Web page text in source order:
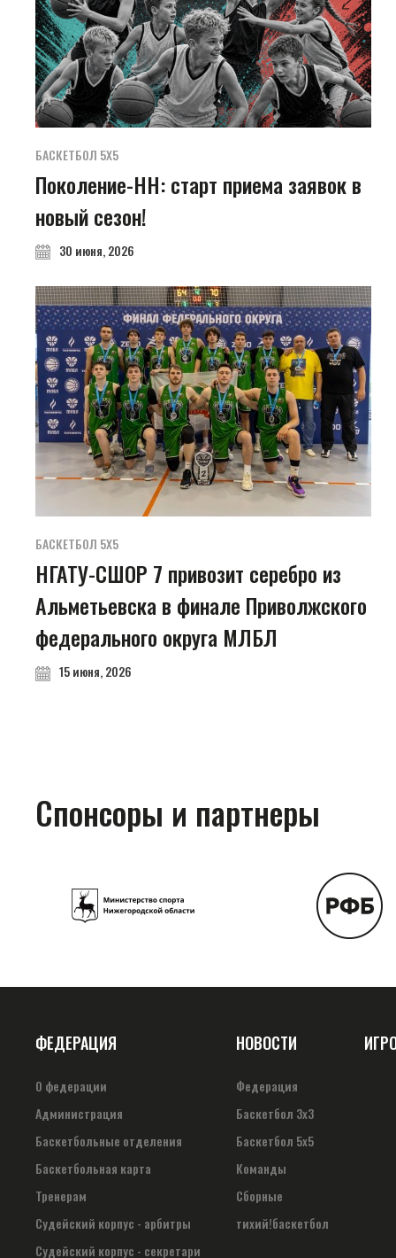
БАСКЕТБОЛ 5Х5
Поколение-НН: старт приема заявок в
новый сезон!
30 июня, 2026
БАСКЕТБОЛ 5Х5
НГАТУ-СШОР 7 привозит серебро из
Альметьевска в финале Приволжского
федерального округа МЛБЛ
15 июня, 2026
Спонсоры и партнеры
ФЕДЕРАЦИЯ
О федерации
Администрация
Баскетбольные отделения
Баскетбольная карта
Тренерам
Судейский корпус - арбитры
Судейский корпус - секретари
НОВОСТИ
Федерация
Баскетбол 3х3
Баскетбол 5х5
Команды
Сборные
тихий!баскетбол